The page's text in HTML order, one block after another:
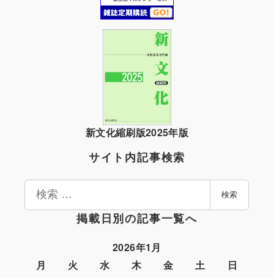
新文化縮刷版2025年版
サイト内記事検索
検
検索
掲載日別の記事一覧へ
2026年1月
月
火 水 木 金 土
日